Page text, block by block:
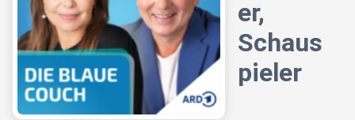
er,
Schaus
pieler